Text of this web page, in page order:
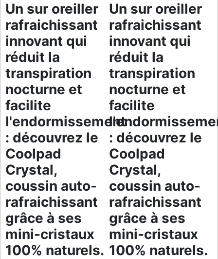
Un sur oreiller
rafraichissant
innovant qui
réduit la
transpiration
nocturne et
facilite
l'endormissement
: découvrez le
Coolpad
Crystal,
coussin auto-
rafraichissant
grâce à ses
mini-cristaux
100% naturels.
Un sur oreiller
rafraichissant
innovant qui
réduit la
transpiration
nocturne et
facilite
: découvrez le
Coolpad
Crystal,
coussin auto-
rafraichissant
grâce à ses
mini-cristaux
100% naturels.